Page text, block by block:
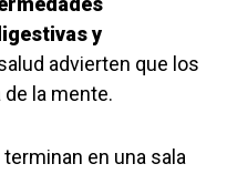
y
advierten que los
la mente.
en una sala